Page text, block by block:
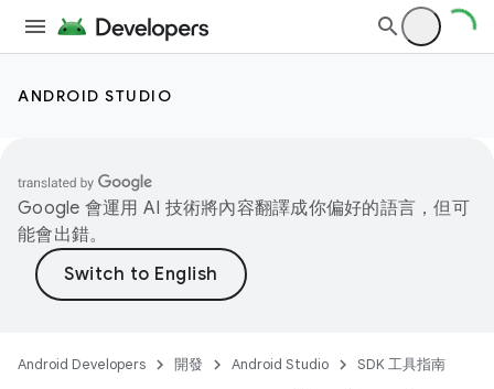
ANDROID STUDIO
Google 會運用 AI 技術將內容翻譯成你偏好的語言，但可
能會出錯。
Android Developers 開發 Android Studio SDK 工具指南